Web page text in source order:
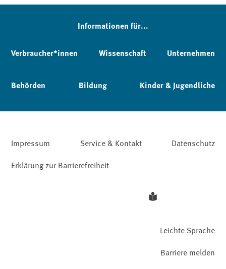
Informationen für...
Verbraucher*innen Wissenschaft Unternehmen
Behörden Bildung Kinder & Jugendliche
Impressum Service & Kontakt
Datenschutz
Erklärung zur Barrierefreiheit
Leichte Sprache
Barriere melden